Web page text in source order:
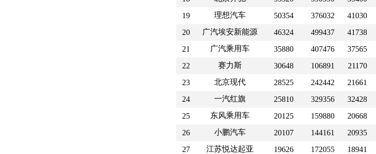
19
理想汽车 50354 376032 41030
20
广汽埃安新能源 46324 499437 41738
21
广汽乘用车 35880 407476 37565
22
赛力斯 30648 106891 21170
23
北京现代 28525 242442 21661
24
一汽红旗 25810 329356 32428
25
东风乘用车 20125 159880 20668
26
小鹏汽车 20107 144161 20935
27
江苏悦达起亚 19626 172055 18941